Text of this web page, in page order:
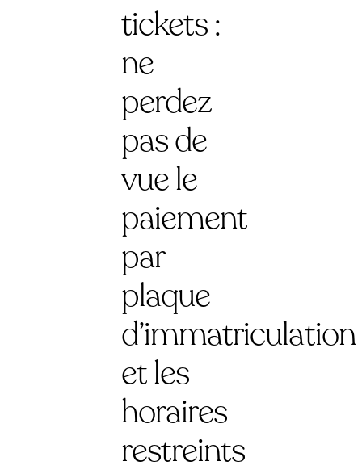
tickets :
ne
perdez
pas de
vue le
paiement
par
plaque
d’immatriculation
et les
horaires
restreints